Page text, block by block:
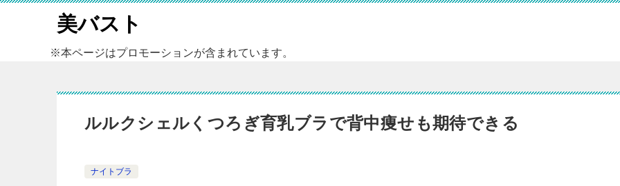
美バスト
※本ページはプロモーションが含まれています。
ルルクシェルくつろぎ育乳ブラで背中痩せも期待できる
ナイトブラ